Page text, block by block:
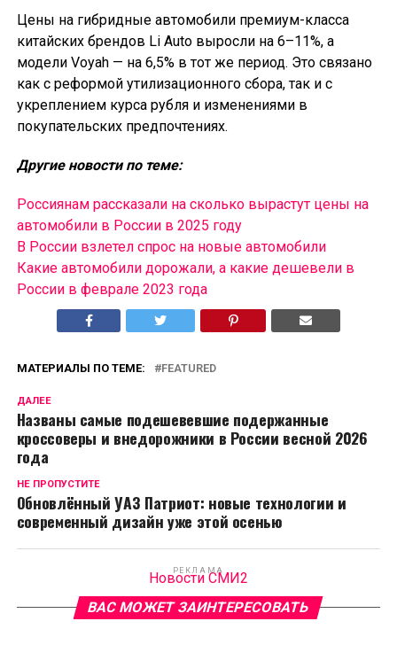
Цены на гибридные автомобили премиум-класса
китайских брендов Li Auto выросли на 6–11%, а
модели Voyah — на 6,5% в тот же период. Это связано
как с реформой утилизационного сбора, так и с
укреплением курса рубля и изменениями в
покупательских предпочтениях.
Другие новости по теме:
Россиянам рассказали на сколько вырастут цены на
автомобили в России в 2025 году
В России взлетел спрос на новые автомобили
Какие автомобили дорожали, а какие дешевели в
России в феврале 2023 года
МАТЕРИАЛЫ ПО ТЕМЕ: FEATURED
ДАЛЕЕ
Названы самые подешевевшие подержанные
кроссоверы и внедорожники в России весной 2026
года
НЕ ПРОПУСТИТЕ
Обновлённый УАЗ Патриот: новые технологии и
современный дизайн уже этой осенью
РЕКЛАМА
Новости СМИ2
ВАС МОЖЕТ ЗАИНТЕРЕСОВАТЬ